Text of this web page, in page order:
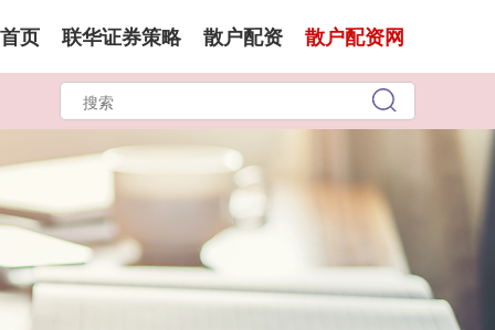
首页 联华证券策略 散户配资 散户配资网